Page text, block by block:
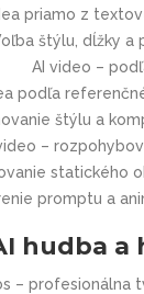
priamo z
štýlu, dĺžky a
AI video –
podľa
štýlu a
–
statického
promptu a
hudba a
– profesionálna